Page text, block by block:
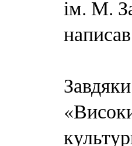
ім. М.